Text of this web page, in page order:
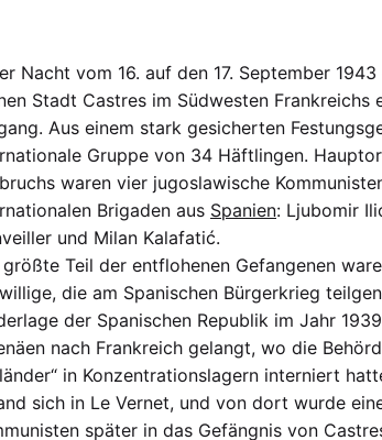
Nacht vom 16. auf den 17. September
Stadt Castres im Südwesten Frankreichs
Aus einem stark gesicherten
Gruppe von 34 Häftlingen.
waren vier jugoslawische
Brigaden aus Spanien: Ljubomir
und Milan Kalafatić.
größte Teil der entflohenen Gefangenen
die am Spanischen Bürgerkrieg
der Spanischen Republik im Jahr
nach Frankreich gelangt, wo die
in Konzentrationslagern interniert
sich in Le Vernet, und von dort wurde
später in das Gefängnis von